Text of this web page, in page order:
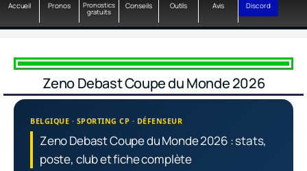
Accueil Pronos Pronostics
gratuits
Conseils Outils Avis Discord
Zeno Debast Coupe du Monde 2026
BELGIQUE · SPORTING CP · DÉFENSEUR
Zeno Debast Coupe du Monde 2026 : stats,
poste, club et fiche complète